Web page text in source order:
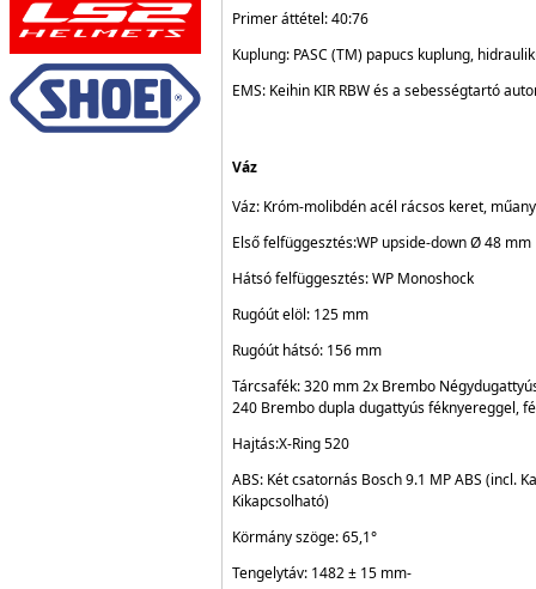
Primer áttétel: 40:76
Kuplung: PASC (TM) papucs kuplung,
EMS: Keihin KIR RBW és a sebességtartó
Váz
Váz: Króm-molibdén acél rácsos keret,
Első felfüggesztés:WP upside-down Ø 48 mm
Hátsó felfüggesztés: WP Monoshock
Rugóút elöl: 125 mm
Rugóút hátsó: 156 mm
Tárcsafék: 320 mm 2x Brembo
240 Brembo dupla dugattyús féknyereggel,
Hajtás:X-Ring 520
ABS: Két csatornás Bosch 9.1 MP ABS (incl.
Kikapcsolható)
Körmány szöge: 65,1°
Tengelytáv: 1482 ± 15 mm-